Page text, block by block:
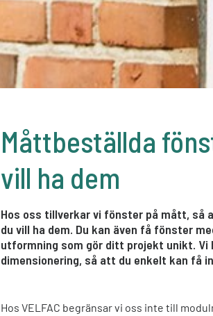
Måttbeställda
vill ha dem
Hos oss tillverkar vi fönster på mått,
du vill ha dem. Du kan även få fönster
utformning som gör ditt projekt unikt. Vi
dimensionering, så att du enkelt kan få
Hos VELFAC begränsar vi oss inte till